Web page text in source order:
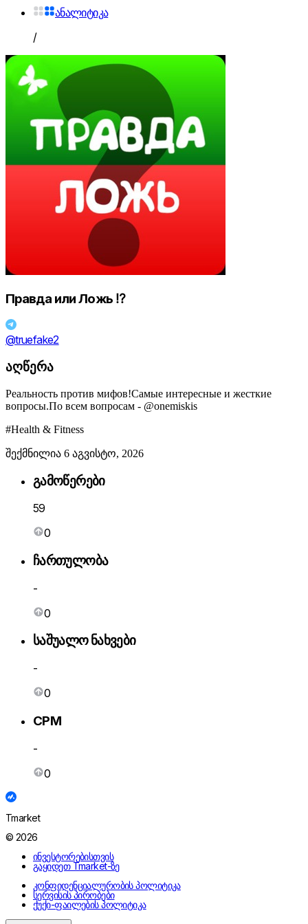
ანალიტიკა
/
Правда или Ложь ⁉️
@truefake2
აღწერა
Реальность против мифов!Самые интересные и жесткие
вопросы.По всем вопросам - @onemiskis
#Health & Fitness
შექმნილია 6 აგვისტო, 2026
გამოწერები
59
0
ჩართულობა
-
0
საშუალო ნახვები
-
0
CPM
-
0
Tmarket
© 2026
ინვესტორებისთვის
გაყიდეთ Tmarket-ზე
კონფიდენციალურობის პოლიტიკა
სერვისის პირობები
ქუქი-ფაილების პოლიტიკა